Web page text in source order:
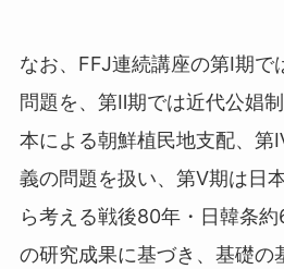
なお、FFJ連続講座の第Ⅰ期で
問題を、第Ⅱ期では近代公娼
本による朝鮮植民地支配、
義の問題を扱い、第Ⅴ期は日
ら考える戦後80年・日韓条
の研究成果に基づき、基礎の